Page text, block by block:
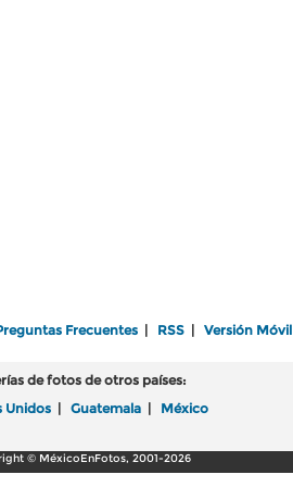
Frecuentes RSS Versión Móvil
de fotos de otros países:
Unidos
Guatemala México
© MéxicoEnFotos, 2001-2026